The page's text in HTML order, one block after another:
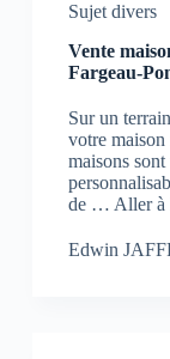
Sujet divers
Vente
Fargeau-
Sur un
votre maison
maisons
de … Aller à
Edwin